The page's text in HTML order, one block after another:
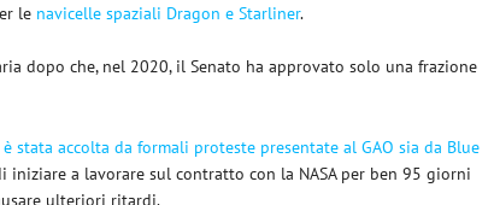
le navicelle spaziali Dragon e Starliner.
dopo che, nel 2020, il Senato ha approvato solo una frazione
stata accolta da formali proteste presentate al GAO sia da Blue
iniziare a lavorare sul contratto con la NASA per ben 95 giorni
ulteriori ritardi.